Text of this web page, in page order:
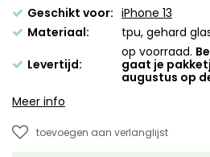
Geschikt voor: iPhone 13
Materiaal:
tpu, gehard
Levertijd:
op voorraad.
gaat je
augustus op
Meer info
toevoegen aan verlanglijst